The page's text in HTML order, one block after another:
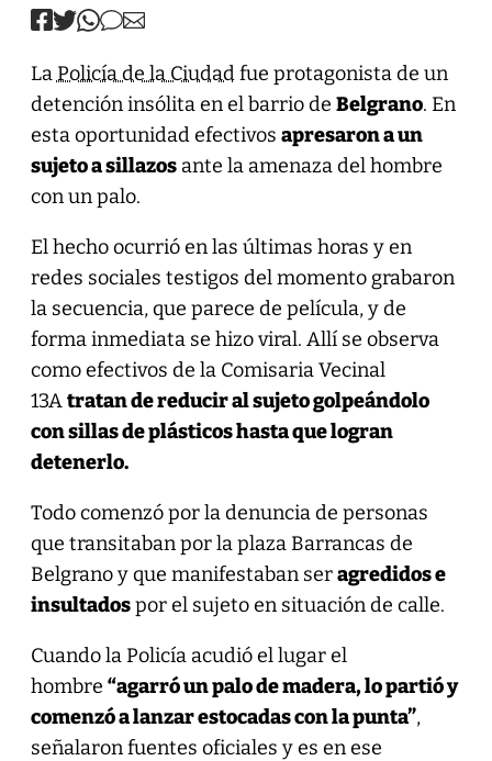
LaPolicía de la Ciudadfue protagonista de un
detención insólita en el barrio de Belgrano. En
esta oportunidad efectivos apresaron a un
sujeto a sillazosante la amenaza del hombre
con un palo.
El hecho ocurrió en las últimas horas y en
redes sociales testigos del momento grabaron
la secuencia, que parece de película, y de
forma inmediata se hizo viral. Allí se observa
como efectivos de la Comisaria Vecinal
13Atratan de reducir al sujeto golpeándolo
con sillas de plásticos hasta que logran
detenerlo.
Todo comenzó por la denuncia de personas
que transitaban por la plaza Barrancas de
Belgrano y que manifestaban seragredidos e
insultadospor el sujeto en situación de calle.
Cuando la Policía acudió el lugar el
hombre “agarró un palo de madera, lo partió y
comenzó a lanzar estocadas con la punta”,
señalaron fuentes oficiales y es en ese